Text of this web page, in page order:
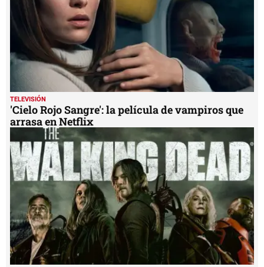
TELEVISIÓN
'Cielo Rojo Sangre': la película de vampiros que
arrasa en Netflix